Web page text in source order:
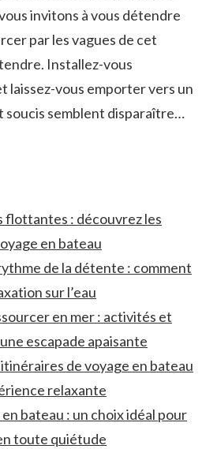
invitons à vous⁣ détendre
par les vagues de cet
Installez-vous
laissez-vous emporter vers un
soucis semblent disparaître…
flottantes ⁤: découvrez les
en bateau
de la détente ‍: comment‌
sur l’eau
en mer : activités et
escapade apaisante
de‍ voyage ​en‌ bateau
relaxante
⁣bateau : un choix idéal pour
toute quiétude